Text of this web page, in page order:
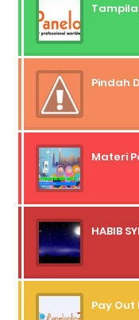
Pindah
HABIB
Pay